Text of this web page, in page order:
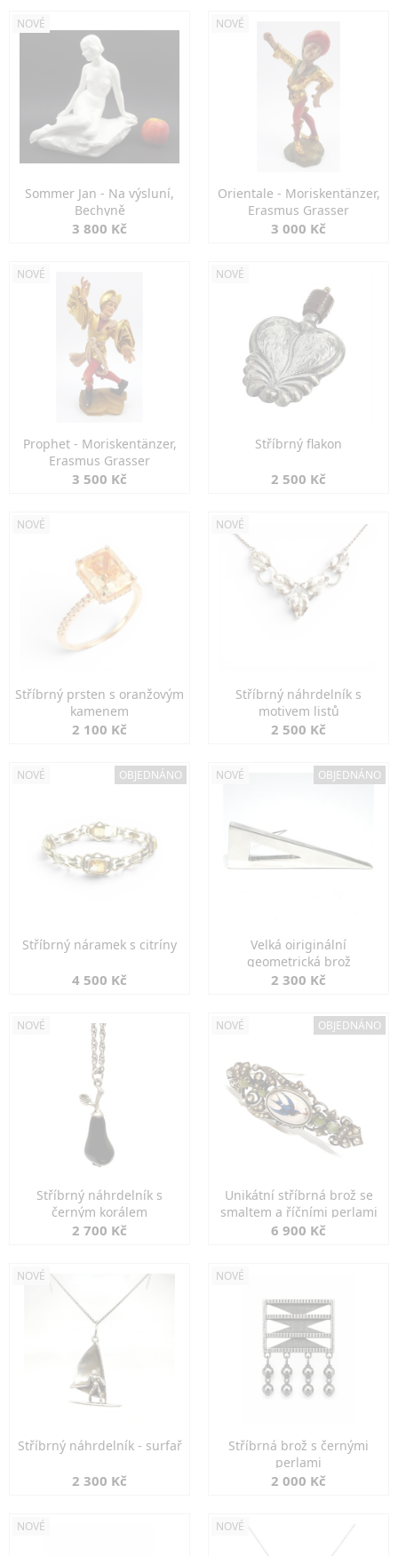
NOVÉ
Sommer Jan - Na výsluní,
Bechyně
3 800 Kč
NOVÉ
Orientale - Moriskentänzer,
Erasmus Grasser
3 000 Kč
NOVÉ
Prophet - Moriskentänzer,
Erasmus Grasser
3 500 Kč
NOVÉ
Stříbrný flakon
2 500 Kč
NOVÉ
Stříbrný prsten s oranžovým
kamenem
2 100 Kč
NOVÉ
Stříbrný náhrdelník s
motivem listů
2 500 Kč
NOVÉ OBJEDNÁNO
Stříbrný náramek s citríny
4 500 Kč
NOVÉ OBJEDNÁNO
Velká oiriginální
geometrická brož
2 300 Kč
NOVÉ
Stříbrný náhrdelník s
černým korálem
2 700 Kč
NOVÉ OBJEDNÁNO
Unikátní stříbrná brož se
smaltem a říčními perlami
6 900 Kč
NOVÉ
Stříbrný náhrdelník - surfař
2 300 Kč
NOVÉ
Stříbrná brož s černými
perlami
2 000 Kč
NOVÉ NOVÉ